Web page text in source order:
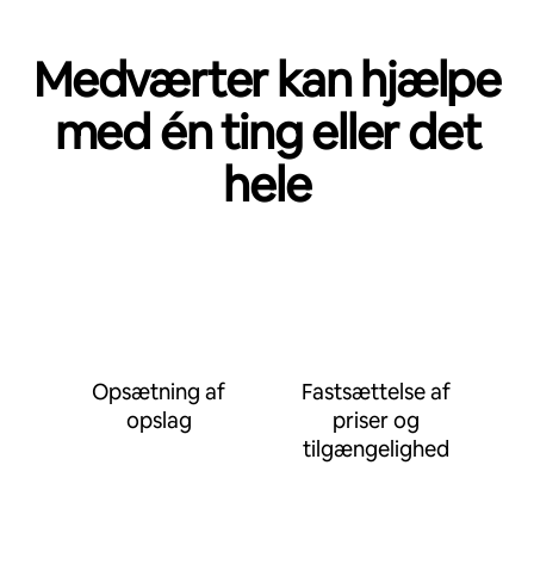
Medværter kan hjælpe
med én ting eller det
hele
Opsætning af
opslag
Fastsættelse af
priser og
tilgængelighed